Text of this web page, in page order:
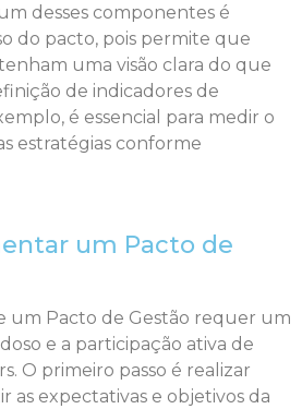
desses componentes é
do pacto, pois permite que
uma visão clara do que
de indicadores de
é essencial para medir o
estratégias conforme
um Pacto de
um Pacto de Gestão requer um
e a participação ativa de
O primeiro passo é realizar
as expectativas e objetivos da